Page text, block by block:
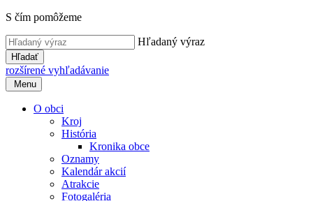
S čím pomôžeme
Hľadaný výraz
Hľadať
rozšírené vyhľadávanie
Menu
O obci
Kroj
História
Kronika obce
Oznamy
Kalendár akcií
Atrakcie
Fotogaléria